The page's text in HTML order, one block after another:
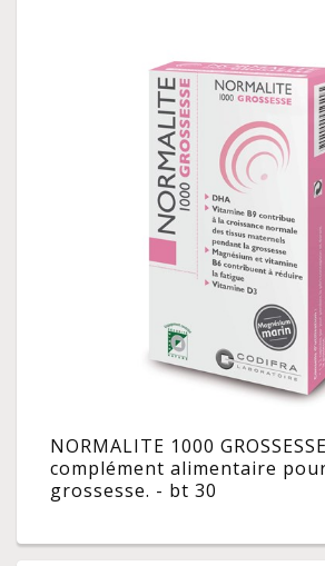
NORMALITE 1000
complément alimentaire
grossesse. - bt 30